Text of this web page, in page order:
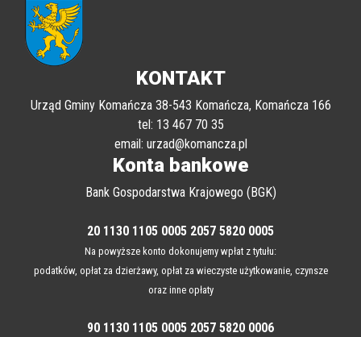
KONTAKT
Urząd Gminy Komańcza 38-543 Komańcza, Komańcza 166
email: urzad@komancza.pl
Konta bankowe
Bank Gospodarstwa Krajowego (BGK)
Na powyższe konto dokonujemy wpłat z tytułu:
podatków, opłat za dzierżawy, opłat za wieczyste użytkowanie, czynsze
oraz inne opłaty